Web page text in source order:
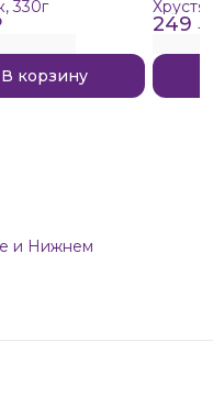
330г
В корзину
249 ₽
и Нижнем